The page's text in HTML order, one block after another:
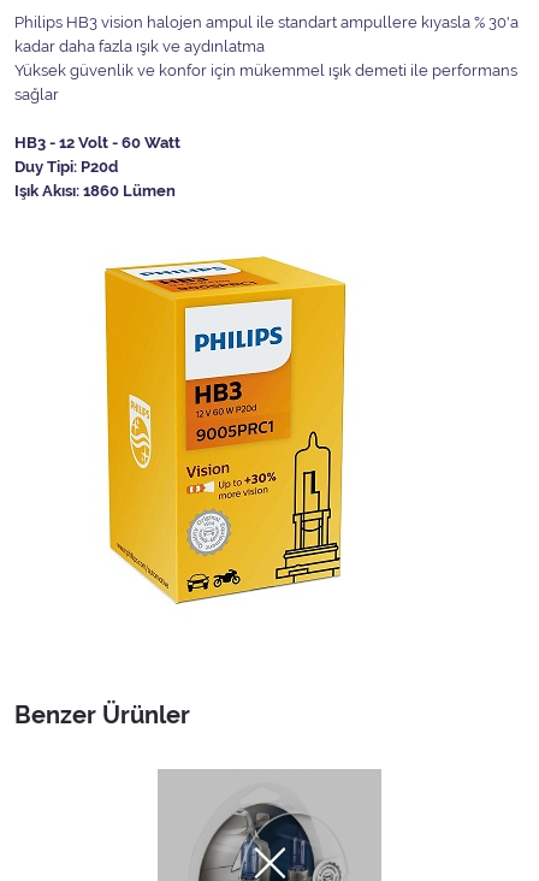
Philips HB3 vision halojen ampul ile standart ampullere kıyasla % 30'a
kadar daha fazla ışık ve aydınlatma
Yüksek güvenlik ve konfor için mükemmel ışık demeti ile performans
sağlar
HB3 - 12 Volt - 60 Watt
Duy Tipi: P20d
Işık Akısı: 1860 Lümen
Benzer Ürünler